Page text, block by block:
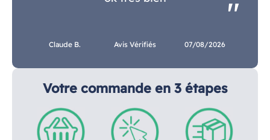
Votre commande en 3 étapes
Claude B. Avis Vérifiés 07/08/2026